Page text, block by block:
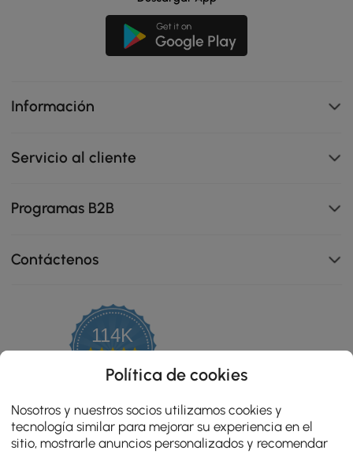
Información
Servicio al cliente
Programas B2B
Contáctenos
114K
4.8
star
rating
OPINIONES CERTIFICADAS
Política de cookies
Nosotros y nuestros socios utilizamos cookies y
tecnología similar para mejorar su experiencia en el
sitio, mostrarle anuncios personalizados y recomendar